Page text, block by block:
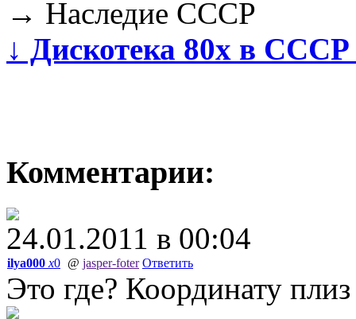
→ Наследие СССР
↓ Дискотека 80х в
Комментарии:
24.01.2011 в 00:04
ilya000 x0 @ jasper-foter Ответить
Это где? Координату плиз